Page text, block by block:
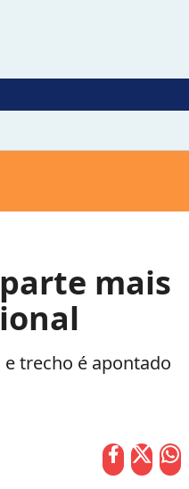
mais
trecho é apontado